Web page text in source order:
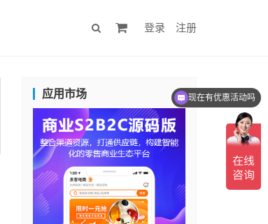
登录 注册
应用市场 现在有优惠活动吗